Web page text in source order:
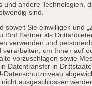
und andere Technologien,
sind.
soweit Sie einwilligen und
fünf Partner als
verwenden und
verarbeiten, um Ihnen auf
vorzuschlagen sowie
Datentransfer in
Datenschutzniveau
ausgeschlossen